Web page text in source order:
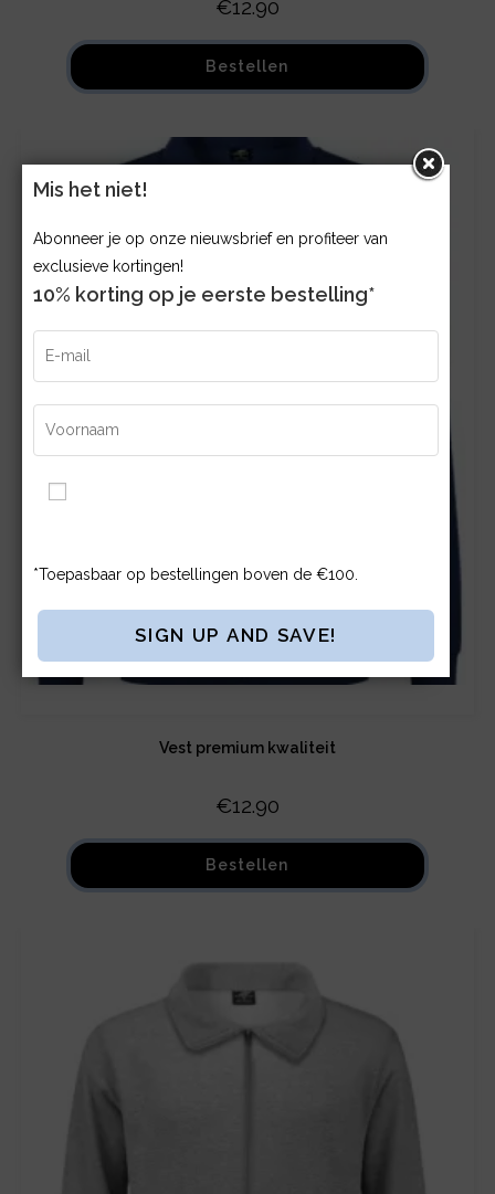
€12.90
Bestellen
Vest premium kwaliteit
€12.90
Bestellen
Mis het niet!
Abonneer je op onze nieuwsbrief en profiteer van
exclusieve kortingen!
10% korting op je eerste bestelling*
*Toepasbaar op bestellingen boven de €100.